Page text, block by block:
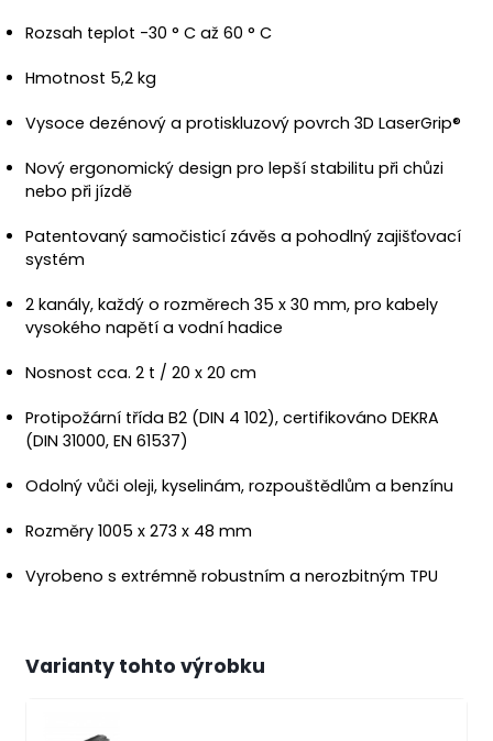
Rozsah teplot -30 ° C až 60 ° C
Hmotnost 5,2 kg
Vysoce dezénový a protiskluzový povrch 3D LaserGrip®
Nový ergonomický design pro lepší stabilitu při chůzi
nebo při jízdě
Patentovaný samočisticí závěs a pohodlný zajišťovací
systém
2 kanály, každý o rozměrech 35 x 30 mm, pro kabely
vysokého napětí a vodní hadice
Nosnost cca. 2 t / 20 x 20 cm
Protipožární třída B2 (DIN 4 102), certifikováno DEKRA
(DIN 31000, EN 61537)
Odolný vůči oleji, kyselinám, rozpouštědlům a benzínu
Rozměry 1005 x 273 x 48 mm
Vyrobeno s extrémně robustním a nerozbitným TPU
Varianty tohto výrobku